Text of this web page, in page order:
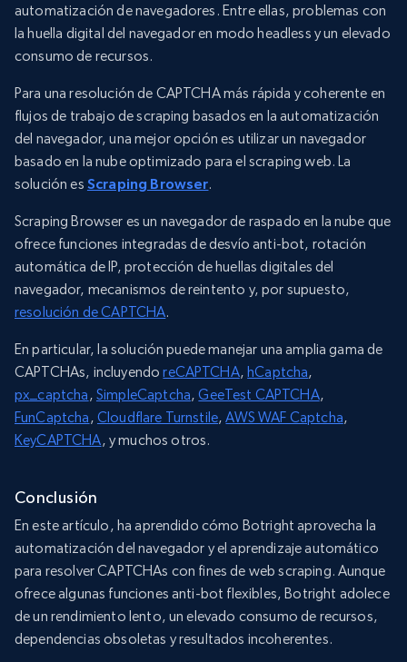
automatización de navegadores. Entre ellas, problemas con
la huella digital del navegador en modo headless y un elevado
consumo de recursos.
Para una resolución de CAPTCHA más rápida y coherente en
flujos de trabajo de scraping basados en la automatización
del navegador, una mejor opción es utilizar un navegador
basado en la nube optimizado para el scraping web. La
solución es Scraping Browser.
Scraping Browser es un navegador de raspado en la nube que
ofrece funciones integradas de desvío anti-bot, rotación
automática de IP, protección de huellas digitales del
navegador, mecanismos de reintento y, por supuesto,
resolución de CAPTCHA.
En particular, la solución puede manejar una amplia gama de
CAPTCHAs, incluyendoreCAPTCHA, hCaptcha,
px_captcha, SimpleCaptcha,GeeTest CAPTCHA,
FunCaptcha, Cloudflare Turnstile,AWS WAF Captcha,
KeyCAPTCHA, y muchos otros.
Conclusión
En este artículo, ha aprendido cómo Botright aprovecha la
automatización del navegador y el aprendizaje automático
para resolver CAPTCHAs con fines de web scraping. Aunque
ofrece algunas funciones anti-bot flexibles, Botright adolece
de un rendimiento lento, un elevado consumo de recursos,
dependencias obsoletas y resultados incoherentes.